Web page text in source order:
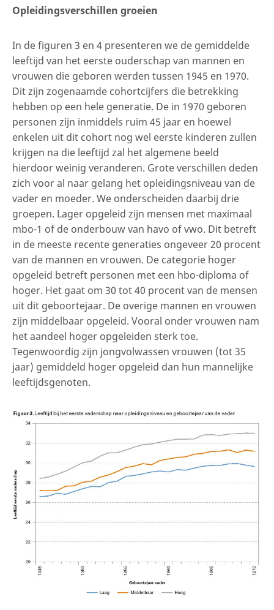
Opleidingsverschillen groeien
In de figuren 3 en 4 presenteren we de gemiddelde
leeftijd van het eerste ouderschap van mannen en
vrouwen die geboren werden tussen 1945 en 1970.
Dit zijn zogenaamde cohortcijfers die betrekking
hebben op een hele generatie. De in 1970 geboren
personen zijn inmiddels ruim 45 jaar en hoewel
enkelen uit dit cohort nog wel eerste kinderen zullen
krijgen na die leeftijd zal het algemene beeld
hierdoor weinig veranderen. Grote verschillen deden
zich voor al naar gelang het opleidingsniveau van de
vader en moeder. We onderscheiden daarbij drie
groepen. Lager opgeleid zijn mensen met maximaal
mbo-1 of de onderbouw van havo of vwo. Dit betreft
in de meeste recente generaties ongeveer 20 procent
van de mannen en vrouwen. De categorie hoger
opgeleid betreft personen met een hbo-diploma of
hoger. Het gaat om 30 tot 40 procent van de mensen
uit dit geboortejaar. De overige mannen en vrouwen
zijn middelbaar opgeleid. Vooral onder vrouwen nam
het aandeel hoger opgeleiden sterk toe.
Tegenwoordig zijn jongvolwassen vrouwen (tot 35
jaar) gemiddeld hoger opgeleid dan hun mannelijke
leeftijdsgenoten.